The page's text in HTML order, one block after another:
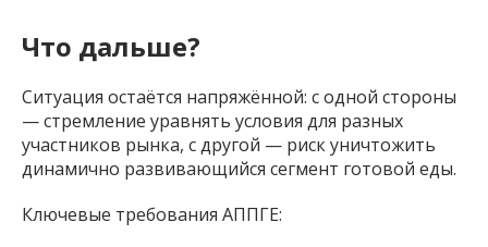
Что дальше?
Ситуация остаётся напряжённой: с одной стороны
— стремление уравнять условия для разных
участников рынка, с другой — риск уничтожить
динамично развивающийся сегмент готовой еды.
Ключевые требования АППГЕ: